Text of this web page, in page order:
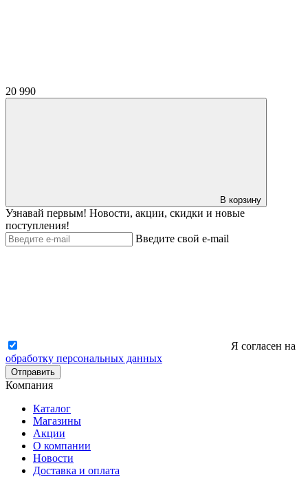
20 990
В корзину
Узнавай первым! Новости, акции, скидки и новые
поступления!
Введите свой e-mail
Я согласен на
обработку персональных данных
Отправить
Компания
Каталог
Магазины
Акции
О компании
Новости
Доставка и оплата